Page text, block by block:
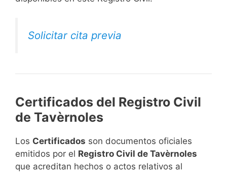
Solicitar cita previa
Certificados del Registro Civil
de Tavèrnoles
Los Certificados son documentos oficiales
emitidos por el Registro Civil de Tavèrnoles
que acreditan hechos o actos relativos al